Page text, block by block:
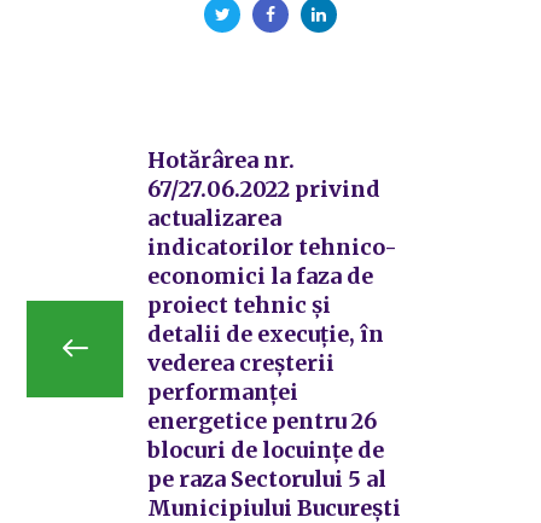
Hotărârea nr.
67/27.06.2022 privind
actualizarea
indicatorilor tehnico-
economici la faza de
proiect tehnic și
detalii de execuție, în
vederea creșterii
performanței
energetice pentru 26
blocuri de locuințe de
pe raza Sectorului 5 al
Municipiului București